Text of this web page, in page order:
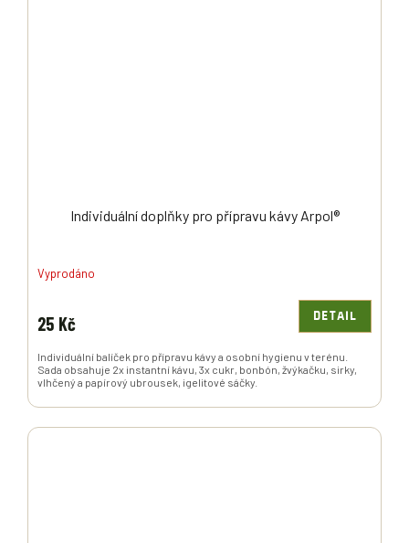
Individuální doplňky pro přípravu kávy Arpol®
Vyprodáno
25 Kč DETAIL
Individuální balíček pro přípravu kávy a osobní hygienu v terénu.
Sada obsahuje 2x instantní kávu, 3x cukr, bonbón, žvýkačku, sirky,
vlhčený a papírový ubrousek, igelitové sáčky.